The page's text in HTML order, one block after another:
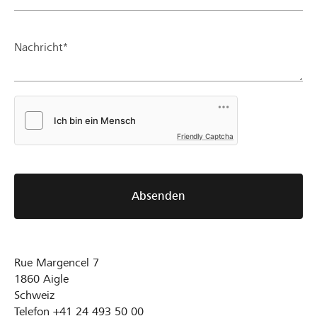
Nachricht*
Friendly Captcha
Absenden
Rue Margencel 7
1860 Aigle
Schweiz
Telefon +41 24 493 50 00